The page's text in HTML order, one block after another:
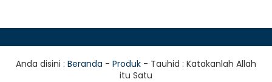
Anda disini : Beranda - Produk - Tauhid : Katakanlah Allah
itu Satu